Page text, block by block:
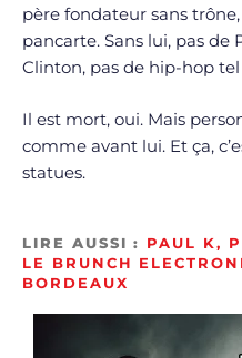
père fondateur sans
pancarte. Sans lui, pas de
Clinton, pas de hip-hop tel
Il est mort, oui. Mais
comme avant lui. Et ça,
statues.
LIRE AUSSI : PAUL K,
LE BRUNCH
BORDEAUX